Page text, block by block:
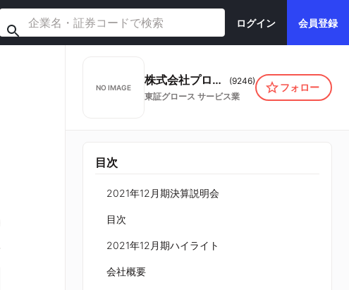
ログイン 会員登録
NO IMAGE
株式会社プロジェクトホールディングス (9246)
東証グロース サービス業
フォロー
目次
2021年12月期決算説明会
目次
2021年12月期ハイライト
会社概要